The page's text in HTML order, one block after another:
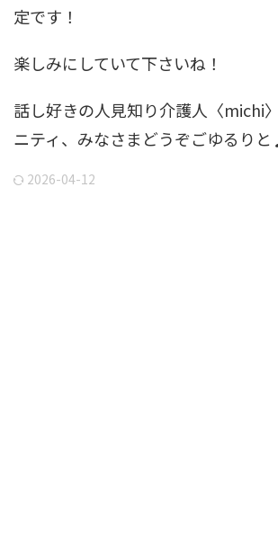
定です！
楽しみにしていて下さいね！
話し好きの人見知り介護人 〈michi〉
ニティ、みなさまどうぞごゆるり
2026-04-12